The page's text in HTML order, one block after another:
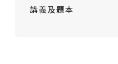
講義及題本